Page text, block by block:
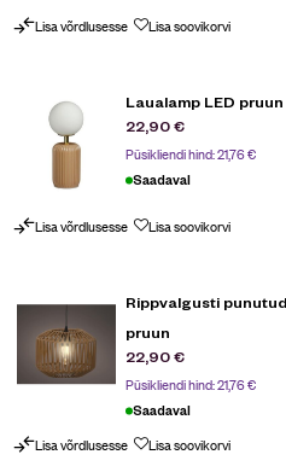
Lisa võrdlusesse Lisa soovikorvi
Laualamp LED
22,90€
Püsikliendi hind:21,76€
Saadaval
Lisa võrdlusesse Lisa soovikorvi
Rippvalgusti
pruun
22,90€
Püsikliendi hind:21,76€
Saadaval
Lisa võrdlusesse Lisa soovikorvi